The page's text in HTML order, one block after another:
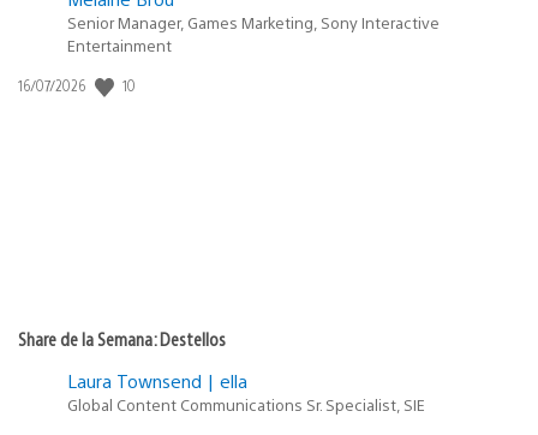
Senior Manager, Games Marketing, Sony Interactive
Entertainment
Fecha
16/07/2026 10
Share de la Semana: Destellos
Laura Townsend | ella
Global Content Communications Sr. Specialist, SIE